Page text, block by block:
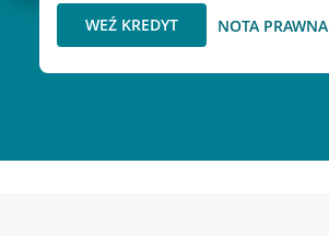
WEŹ KREDYT NOTA PRAWNA